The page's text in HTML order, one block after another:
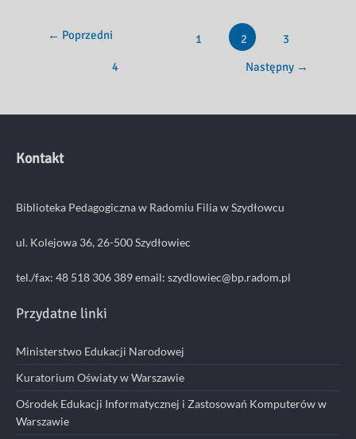
← Poprzedni 1 2
3
4
Następny →
Kontakt
Biblioteka Pedagogiczna w Radomiu Filia w Szydłowcu
ul. Kolejowa 36, 26-500 Szydłowiec
tel./fax: 48 518 306 389 email: szydlowiec@bp.radom.pl
Przydatne linki
Ministerstwo Edukacji Narodowej
Kuratorium Oświaty w Warszawie
Ośrodek Edukacji Informatycznej i Zastosowań Komputerów w
Warszawie